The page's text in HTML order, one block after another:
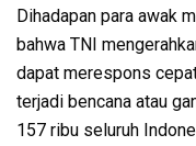
Dihadapan para awak
bahwa TNI
dapat merespons
terjadi bencana atau
157 ribu seluruh